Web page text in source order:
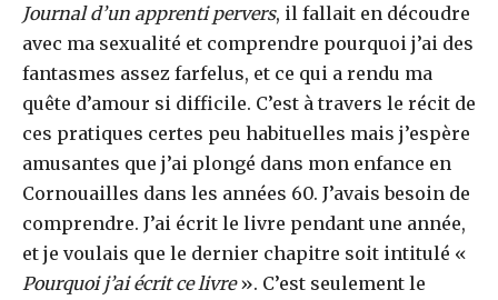
Journal d’un apprenti pervers, il fallait en découdre
avec ma sexualité et comprendre pourquoi j’ai des
fantasmes assez farfelus, et ce qui a rendu ma
quête d’amour si difficile. C’est à travers le récit de
ces pratiques certes peu habituelles mais j’espère
amusantes que j’ai plongé dans mon enfance en
Cornouailles dans les années 60. J’avais besoin de
comprendre. J’ai écrit le livre pendant une année,
et je voulais que le dernier chapitre soit intitulé «
Pourquoi j’ai écrit ce livre». C’est seulement le